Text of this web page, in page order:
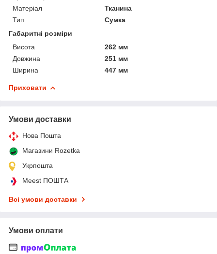
Матеріал
Тканина
Тип
Сумка
Габаритні розміри
Висота
262 мм
Довжина
251 мм
Ширина
447 мм
Приховати
Умови доставки
Нова Пошта
Магазини Rozetka
Укрпошта
Meest ПОШТА
Всі умови доставки
Умови оплати